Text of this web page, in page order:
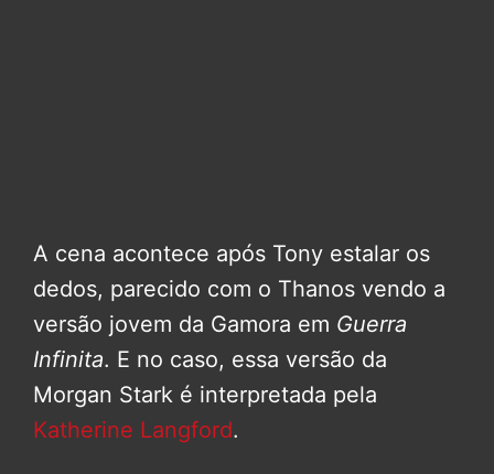
A cena acontece após Tony estalar os
dedos, parecido com o Thanos vendo a
versão jovem da Gamora em Guerra
Infinita. E no caso, essa versão da
Morgan Stark é interpretada pela
Katherine Langford.